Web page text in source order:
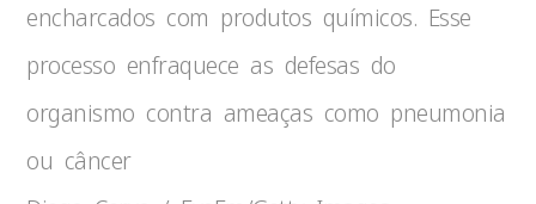
encharcados com produtos químicos. Esse
processo enfraquece as defesas do
organismo contra ameaças como pneumonia
ou câncer